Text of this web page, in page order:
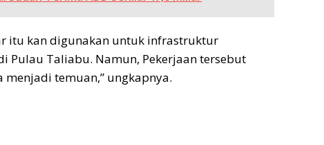
itu kan digunakan untuk infrastruktur
Pulau Taliabu. Namun, Pekerjaan tersebut
temuan,” ungkapnya.